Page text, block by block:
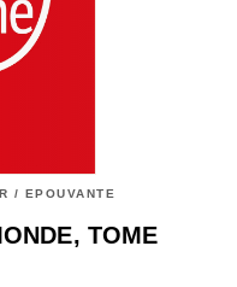
/ EPOUVANTE
TOME